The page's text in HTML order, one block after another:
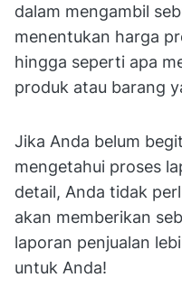
dalam mengambil
menentukan harga
hingga seperti apa
produk atau barang
Jika Anda belum
mengetahui proses
detail, Anda tidak
akan memberikan
laporan penjualan
untuk Anda!